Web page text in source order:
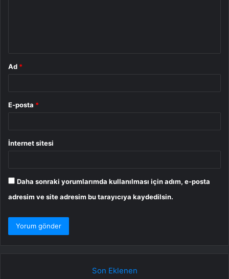
Ad *
E-posta *
İnternet sitesi
Daha sonraki yorumlarımda kullanılması için adım, e-posta
adresim ve site adresim bu tarayıcıya kaydedilsin.
Son Eklenen